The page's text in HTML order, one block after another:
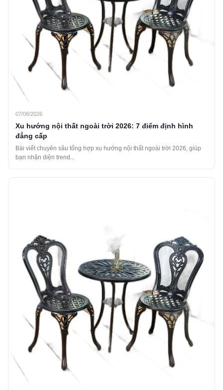
07/08/2026
Xu hướng nội thất ngoài trời 2026: 7 điểm định hình
đẳng cấp
Bài viết chuyên sâu tổng hợp xu hướng nội thất ngoài trời 2026, giúp
bạn nhận diện trend...